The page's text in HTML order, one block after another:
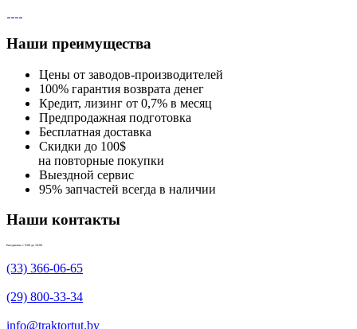
Наши преимущества
Цены от заводов-производителей
100% гарантия возврата денег
Кредит, лизинг от 0,7% в месяц
Предпродажная подготовка
Бесплатная доставка
Скидки до 100$
на повторные покупки
Выездной сервис
95% запчастей всегда в наличии
Наши контакты
Ежедневно с 9:00 до 18:00
(33) 366-06-65
(29) 800-33-34
info@traktortut.by